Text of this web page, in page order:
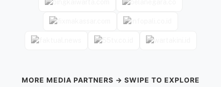
MORE MEDIA PARTNERS → SWIPE TO EXPLORE